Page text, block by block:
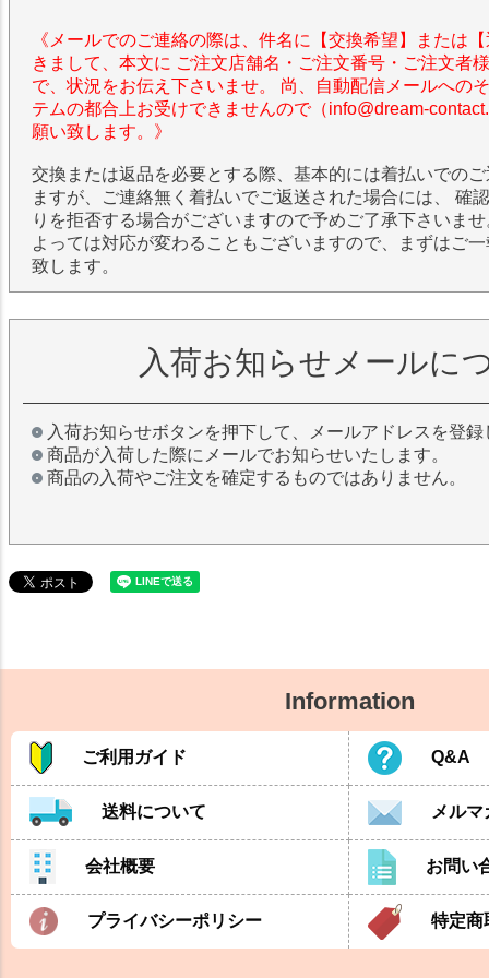
《メールでのご連絡の際は、件名に【交換希望】または
きまして、本文に ご注文店舗名・ご注文番号・ご注文者
で、状況をお伝え下さいませ。 尚、自動配信メールへの
テムの都合上お受けできませんので（info@dream-
願い致します。》
交換または返品を必要とする際、基本的には着払いでの
ますが、ご連絡無く着払いでご返送された場合には、 確
りを拒否する場合がございますので予めご了承下さいま
よっては対応が変わることもございますので、まずはご
致します。
入荷お知らせメールに
入荷お知らせボタンを押下して、メールアドレスを登
商品が入荷した際にメールでお知らせいたします。
商品の入荷やご注文を確定するものではありません。
Information
ご利用ガイド Q&A
送料について メル
会社概要 お問い
プライバシーポリシー 特定商